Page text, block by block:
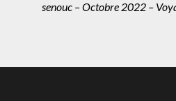
senouc – Octobre 2022 –